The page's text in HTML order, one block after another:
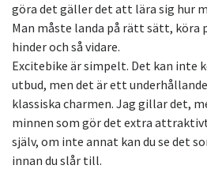
göra det gäller det att lära sig hur
Man måste landa på rätt sätt, köra
hinder och så vidare.
Excitebike är simpelt. Det kan inte
utbud, men det är ett
klassiska charmen. Jag gillar det,
minnen som gör det extra
själv, om inte annat kan du se det
innan du slår till.